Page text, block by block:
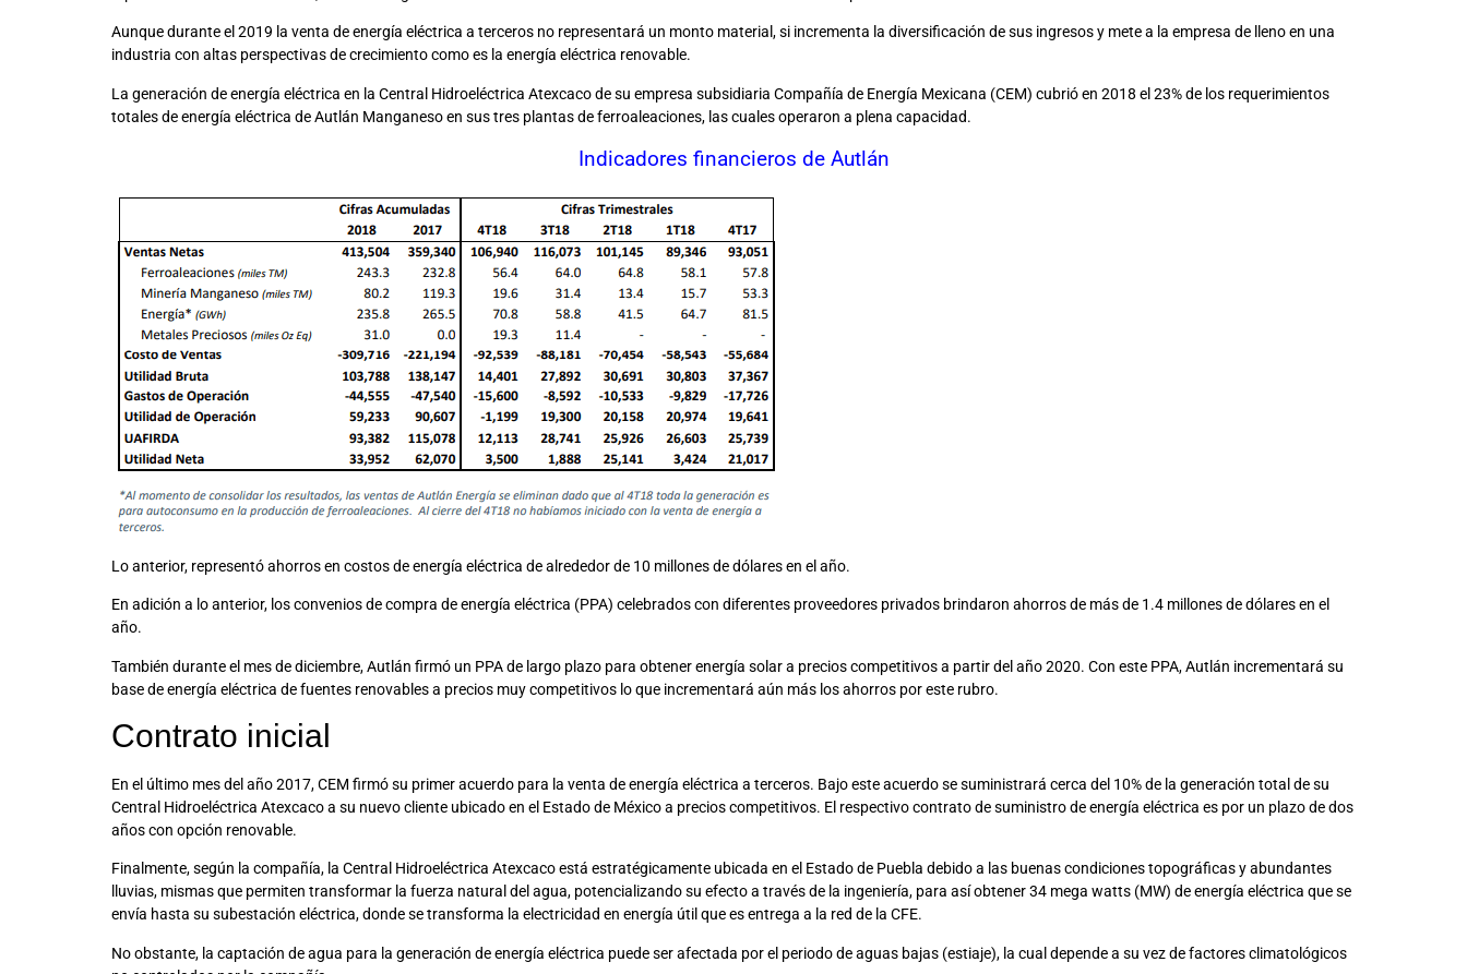
Aunque durante el 2019 la venta de energía eléctrica a terceros no representará un monto material, si incrementa la diversificación de sus ingresos y mete a la empresa de lleno en una
industria con altas perspectivas de crecimiento como es la energía eléctrica renovable.
La generación de energía eléctrica en la Central Hidroeléctrica Atexcaco de su empresa subsidiaria Compañía de Energía Mexicana (CEM) cubrió en 2018 el 23% de los requerimientos
totales de energía eléctrica de Autlán Manganeso en sus tres plantas de ferroaleaciones, las cuales operaron a plena capacidad.
Indicadores financieros de Autlán
Lo anterior, representó ahorros en costos de energía eléctrica de alrededor de 10 millones de dólares en el año.
En adición a lo anterior, los convenios de compra de energía eléctrica (PPA) celebrados con diferentes proveedores privados brindaron ahorros de más de 1.4 millones de dólares en el
año.
También durante el mes de diciembre, Autlán firmó un PPA de largo plazo para obtener energía solar a precios competitivos a partir del año 2020. Con este PPA, Autlán incrementará su
base de energía eléctrica de fuentes renovables a precios muy competitivos lo que incrementará aún más los ahorros por este rubro.
Contrato inicial
En el último mes del año 2017, CEM firmó su primer acuerdo para la venta de energía eléctrica a terceros. Bajo este acuerdo se suministrará cerca del 10% de la generación total de su
Central Hidroeléctrica Atexcaco a su nuevo cliente ubicado en el Estado de México a precios competitivos. El respectivo contrato de suministro de energía eléctrica es por un plazo de dos
años con opción renovable.
Finalmente, según la compañía, la Central Hidroeléctrica Atexcaco está estratégicamente ubicada en el Estado de Puebla debido a las buenas condiciones topográficas y abundantes
lluvias, mismas que permiten transformar la fuerza natural del agua, potencializando su efecto a través de la ingeniería, para así obtener 34 mega watts (MW) de energía eléctrica que se
envía hasta su subestación eléctrica, donde se transforma la electricidad en energía útil que es entrega a la red de la CFE.
No obstante, la captación de agua para la generación de energía eléctrica puede ser afectada por el periodo de aguas bajas (estiaje), la cual depende a su vez de factores climatológicos